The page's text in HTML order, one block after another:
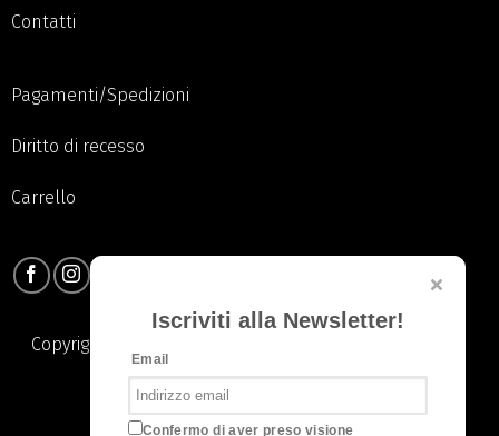
Contatti
Pagamenti/Spedizioni
Diritto di recesso
Carrello
Copyright 2026 © Pauline S.R.L. | All Rights Reserved. |
Privacy Policy|Cookie Policy
Iscriviti alla Newsletter!
Email
Confermo di aver preso visione